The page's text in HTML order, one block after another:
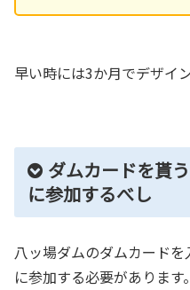
早い時には3か月でデザイ
ダムカードを貰
に参加するべし
八ッ場ダムのダムカード
に参加する必要があります。